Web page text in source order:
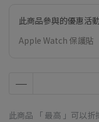
此商品參與的優惠活動
Apple Watch 保護貼
此商品 「 最高 」可以折